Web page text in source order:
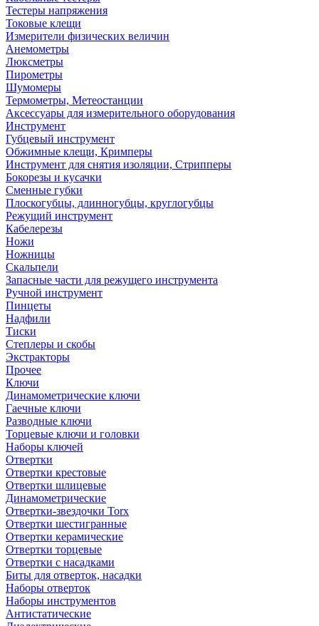
Тестеры напряжения
Токовые клещи
Измерители физических величин
Анемометры
Люксметры
Пирометры
Шумомеры
Термометры, Метеостанции
Аксессуары для измерительного оборудования
Инструмент
Губцевый инструмент
Обжимные клещи, Кримперы
Инструмент для снятия изоляции, Стрипперы
Бокорезы и кусачки
Сменные губки
Плоскогубцы, длинногубцы, круглогубцы
Режущий инструмент
Кабелерезы
Ножи
Ножницы
Скальпели
Запасные части для режущего инструмента
Ручной инструмент
Пинцеты
Надфили
Тиски
Степлеры и скобы
Экстракторы
Прочее
Ключи
Динамометрические ключи
Гаечные ключи
Разводные ключи
Торцевые ключи и головки
Наборы ключей
Отвертки
Отвертки крестовые
Отвертки шлицевые
Динамометрические
Отвертки-звездочки Torx
Отвертки шестигранные
Отвертки керамические
Отвертки торцевые
Отвертки с насадками
Биты для отверток, насадки
Наборы отверток
Наборы инструментов
Антистатические